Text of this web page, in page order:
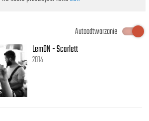
Autoodtwarzanie
LemON - Scarlett
2014